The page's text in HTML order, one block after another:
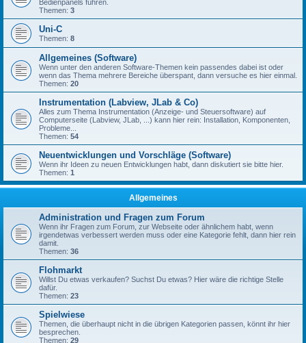
Bedienpanels führen.
Themen: 3
Uni-C
Themen: 8
Allgemeines (Software)
Wenn unter den anderen Software-Themen kein passendes dabei ist oder
wenn das Thema mehrere Bereiche überspant, dann versuche es hier einmal.
Themen: 20
Instrumentation (Labview, JLab & Co)
Alles zum Thema Instrumentation (Anzeige- und Steuersoftware) auf
Computerseite (Labview, JLab, ...) kann hier rein: Installation, Komponenten,
Probleme...
Themen: 54
Neuentwicklungen und Vorschläge (Software)
Wenn ihr Ideen zu neuen Entwicklungen habt, dann diskutiert sie bitte hier.
Themen: 1
Allgemeines
Administration und Fragen zum Forum
Wenn ihr Fragen zum Forum, zur Webseite oder ähnlichem habt, wenn
irgendetwas verbessert werden muss oder eine Kategorie fehlt, dann hier rein
damit.
Themen: 36
Flohmarkt
Willst Du etwas verkaufen? Suchst Du etwas? Hier wäre die richtige Stelle
dafür.
Themen: 23
Spielwiese
Themen, die überhaupt nicht in die übrigen Kategorien passen, könnt ihr hier
besprechen.
Themen: 29